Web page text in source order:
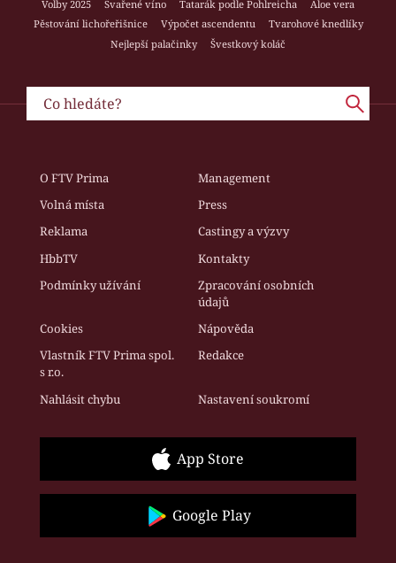
Volby 2025
Svařené víno Tatarák podle Pohlreicha
Aloe vera
Pěstování lichořeřišnice
Výpočet ascendentu
Tvarohové knedlíky
Nejlepší palačinky
Švestkový koláč
O FTV Prima
Management
Volná místa
Press
Reklama
Castingy a výzvy
HbbTV
Kontakty
Podmínky užívání
Zpracování osobních
údajů
Cookies
Nápověda
Vlastník FTV Prima spol.
s r.o.
Redakce
Nahlásit chybu Nastavení soukromí
App Store
Google Play